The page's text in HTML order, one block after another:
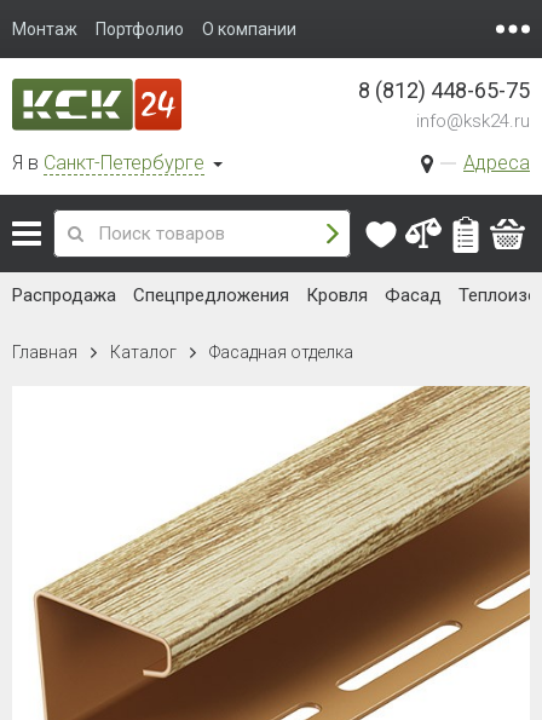
Монтаж Портфолио О компании
Я в Санкт-Петербурге Адреса
8 (812) 448-65-75
info@ksk24.ru
Распродажа Спецпредложения Кровля Фасад
Главная Каталог Фасадная отделка